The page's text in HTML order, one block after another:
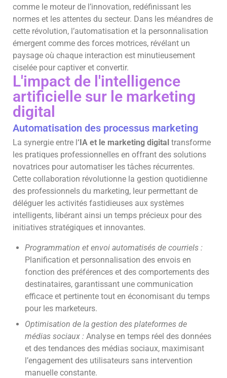
comme le moteur de l’innovation, redéfinissant les
normes et les attentes du secteur. Dans les méandres de
cette révolution, l’automatisation et la personnalisation
émergent comme des forces motrices, révélant un
paysage où chaque interaction est minutieusement
ciselée pour captiver et convertir.
L'impact de l'intelligence
artificielle sur le marketing
digital
Automatisation des processus marketing
La synergie entre l‘IA et le marketing digital transforme
les pratiques professionnelles en offrant des solutions
novatrices pour automatiser les tâches récurrentes.
Cette collaboration révolutionne la gestion quotidienne
des professionnels du marketing, leur permettant de
déléguer les activités fastidieuses aux systèmes
intelligents, libérant ainsi un temps précieux pour des
initiatives stratégiques et innovantes.
Programmation et envoi automatisés de courriels :
Planification et personnalisation des envois en
fonction des préférences et des comportements des
destinataires, garantissant une communication
efficace et pertinente tout en économisant du temps
pour les marketeurs.
Optimisation de la gestion des plateformes de
médias sociaux : Analyse en temps réel des données
et des tendances des médias sociaux, maximisant
l’engagement des utilisateurs sans intervention
manuelle constante.